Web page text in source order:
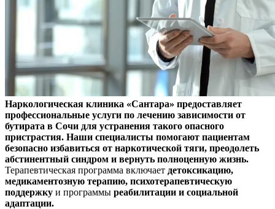
Наркологическая клиника «Сантара» предоставляет
профессиональные услуги по лечению зависимости от
бутирата в Сочи для устранения такого опасного
пристрастия. Наши специалисты помогают пациентам
безопасно избавиться от наркотической тяги, преодолеть
абстинентный синдром и вернуть полноценную жизнь.
Терапевтическая программа включает детоксикацию,
медикаментозную терапию, психотерапевтическую
поддержку и программы реабилитации и социальной
адаптации.